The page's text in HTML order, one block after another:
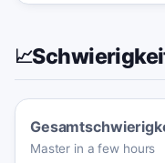
📈
Master in a few hours